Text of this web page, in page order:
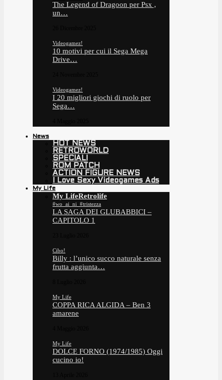
The Legend of Dragoon per Psx ,
un…
Videogamez!
10 motivi per cui il Sega Mega
Drive…
Videogamez!
I 20 migliori giochi di ruolo per
Sega…
News
HOT NEWS
RETROWORLD
SPECIALI
ROM PATCH
ACTION FIGURE NEWS
I Love Sexy Videogames Ads
My Life
My LifeRetrolife
#wo_ai_ni_#tristezza
LA SAGA DEI GLUBABBICI –
CAPITOLO 1
Cibo!
Billy : l’unico succo naturale senza
frutta aggiunta…
My Life
COPPA RICA ALGIDA – Ben 3
amarene
My Life
DOLCE FORNO (1974/1985) Oggi
cucino io!